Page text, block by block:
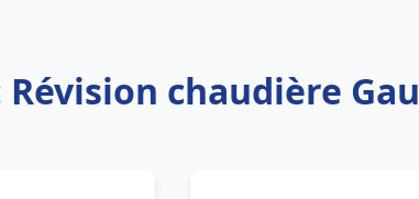
Révision chaudière